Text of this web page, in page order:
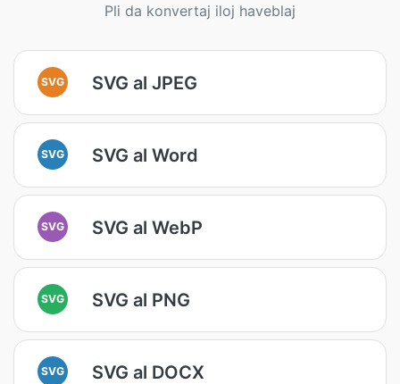
Pli da konvertaj iloj haveblaj
SVG SVG al JPEG
SVG SVG al Word
SVG SVG al WebP
SVG SVG al PNG
SVG SVG al DOCX